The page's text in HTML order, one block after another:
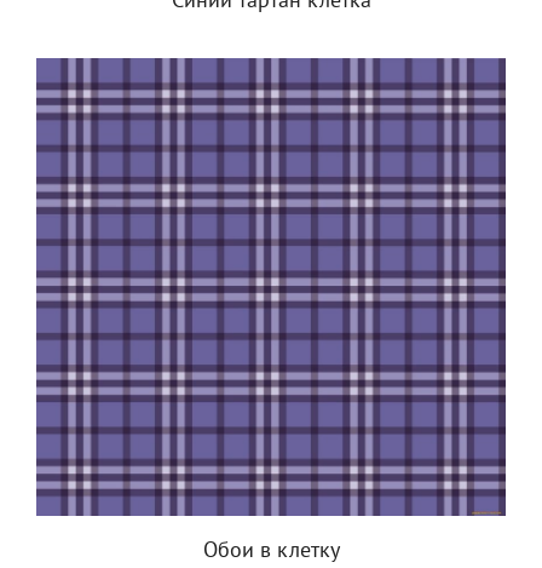
Обои в клетку